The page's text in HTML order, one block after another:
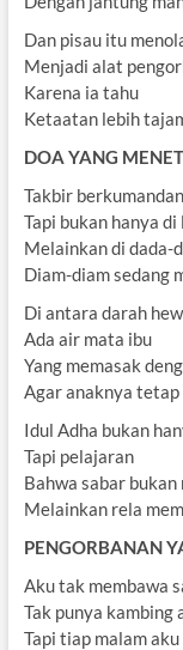
Dan pisau itu
Menjadi alat
Karena ia tahu
Ketaatan lebih
DOA YANG
Takbir
Tapi bukan hanya
Melainkan di dada-
Diam-diam sedang
Di antara darah
Ada air mata ibu
Yang memasak
Agar anaknya
Idul Adha bukan
Tapi pelajaran
Bahwa sabar bukan
Melainkan rela
PENGORBANAN
Aku tak membawa
Tak punya kambing
Tapi tiap malam